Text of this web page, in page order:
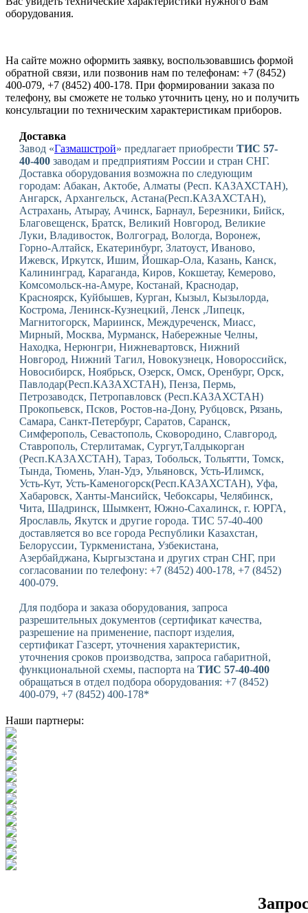
оборудования.
На сайте можно оформить заявку, воспользовавшись формой
обратной связи, или позвонив нам по телефонам: +7 (8452)
400-079, +7 (8452) 400-178. При формировании заказа по
телефону, вы сможете не только уточнить цену, но и получить
консультации по техническим характеристикам приборов.
Доставка
Завод «Газмашстрой» предлагает приобрести ТИС 57-
40-400 заводам и предприятиям России и стран СНГ.
Доставка оборудования возможна по следующим
городам: Абакан, Актобе, Алматы (Респ. КАЗАХСТАН),
Ангарск, Архангельск, Астана(Респ.КАЗАХСТАН),
Астрахань, Атырау, Ачинск, Барнаул, Березники, Бийск,
Благовещенск, Братск, Великий Новгород, Великие
Луки, Владивосток, Волгоград, Вологда, Воронеж,
Горно-Алтайск, Екатеринбург, Златоуст, Иваново,
Ижевск, Иркутск, Ишим, Йошкар-Ола, Казань, Канск,
Калининград, Караганда, Киров, Кокшетау, Кемерово,
Комсомольск-на-Амуре, Костанай, Краснодар,
Красноярск, Куйбышев, Курган, Кызыл, Кызылорда,
Кострома, Ленинск-Кузнецкий, Ленск ,Липецк,
Магнитогорск, Мариинск, Междуреченск, Миасс,
Мирный, Москва, Мурманск, Набережные Челны,
Находка, Нерюнгри, Нижневартовск, Нижний
Новгород, Нижний Тагил, Новокузнецк, Новороссийск,
Новосибирск, Ноябрьск, Озерск, Омск, Оренбург, Орск,
Павлодар(Респ.КАЗАХСТАН), Пенза, Пермь,
Петрозаводск, Петропавловск (Респ.КАЗАХСТАН)
Прокопьевск, Псков, Ростов-на-Дону, Рубцовск, Рязань,
Самара, Санкт-Петербург, Саратов, Саранск,
Симферополь, Севастополь, Сковородино, Славгород,
Ставрополь, Стерлитамак, Сургут,Талдыкорган
(Респ.КАЗАХСТАН), Тараз, Тобольск, Тольятти, Томск,
Тында, Тюмень, Улан-Удэ, Ульяновск, Усть-Илимск,
Усть-Кут, Усть-Каменогорск(Респ.КАЗАХСТАН), Уфа,
Хабаровск, Ханты-Мансийск, Чебоксары, Челябинск,
Чита, Шадринск, Шымкент, Южно-Сахалинск, г. ЮРГА,
Ярославль, Якутск и другие города. ТИС 57-40-400
доставляется во все города Республики Казахстан,
Белоруссии, Туркменистана, Узбекистана,
Азербайджана, Кыргызстана и других стран СНГ, при
согласовании по телефону: +7 (8452) 400-178, +7 (8452)
400-079.
Для подбора и заказа оборудования, запроса
разрешительных документов (сертификат качества,
разрешение на применение, паспорт изделия,
сертификат Газсерт, уточнения характеристик,
уточнения сроков производства, запроса габаритной,
функциональной схемы, паспорта на ТИС 57-40-400
обращаться в отдел подбора оборудования: +7 (8452)
400-079, +7 (8452) 400-178*
Наши партнеры: